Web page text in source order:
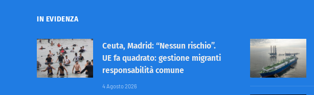
IN EVIDENZA
Ceuta, Madrid: “Nessun rischio”.
UE fa quadrato: gestione migranti
responsabilità comune
4 Agosto 2026